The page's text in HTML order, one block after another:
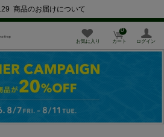
商品のお届けについて
お気に入り カート
0
ログイン